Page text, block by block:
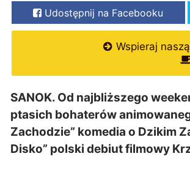
Udostępnij na Facebooku
Wspieraj
SANOK. Od najbliższego
ptasich bohaterów
Zachodzie” komedia o Dzikim
Disko” polski debiut filmowy